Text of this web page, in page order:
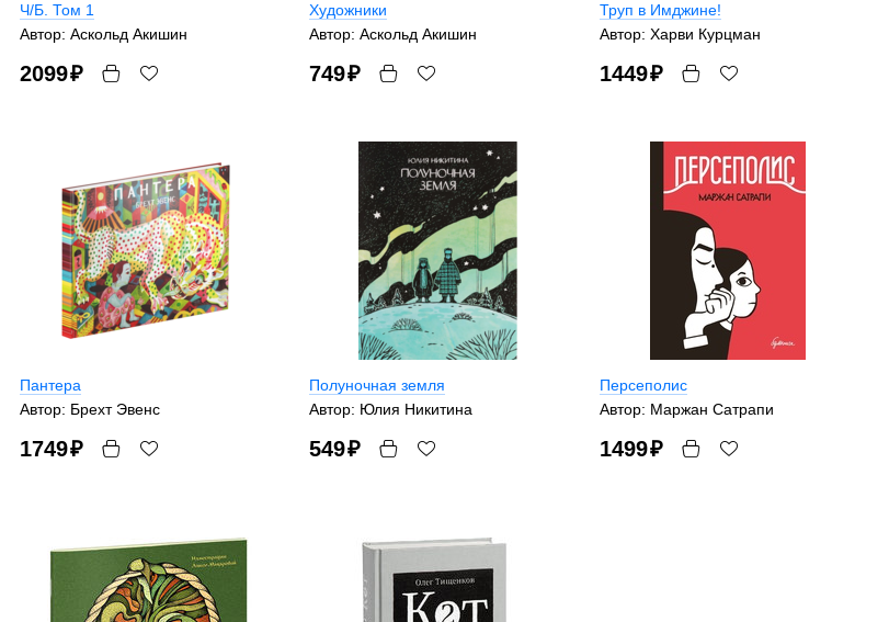
Ч/Б. Том 1
Автор: Аскольд Акишин
2099₽
Художники
Автор: Аскольд Акишин
749₽
Труп в Имджине!
Автор: Харви Курцман
1449₽
Пантера
Автор: Брехт Эвенс
1749₽
Полуночная земля
Автор: Юлия Никитина
549₽
Персеполис
Автор: Маржан Сатрапи
1499₽